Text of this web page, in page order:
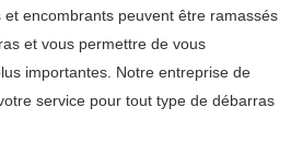
encombrants peuvent être ramassés
et vous permettre de vous
importantes. Notre entreprise de
service pour tout type de débarras